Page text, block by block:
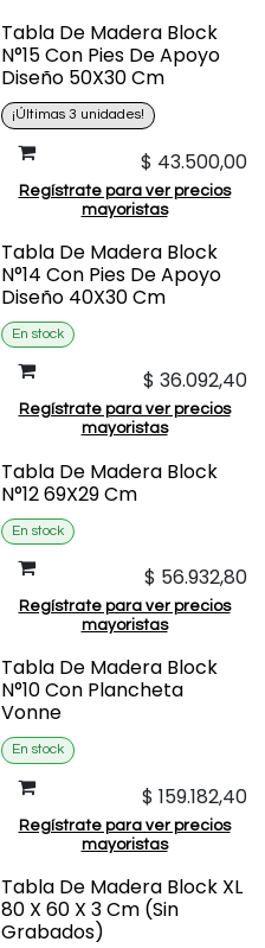
Tabla De Madera Block
N°15 Con Pies De Apoyo
Diseño 50X30 Cm
¡Últimas 3 unidades!
$ 43.500,00
Regístrate para ver precios
mayoristas
Tabla De Madera Block
N°14 Con Pies De Apoyo
Diseño 40X30 Cm
En stock
$ 36.092,40
Regístrate para ver precios
mayoristas
Tabla De Madera Block
N°12 69X29 Cm
En stock
$ 56.932,80
Regístrate para ver precios
mayoristas
Tabla De Madera Block
N°10 Con Plancheta
Vonne
En stock
$ 159.182,40
Regístrate para ver precios
mayoristas
Tabla De Madera Block XL
80 X 60 X 3 Cm (Sin
Grabados)